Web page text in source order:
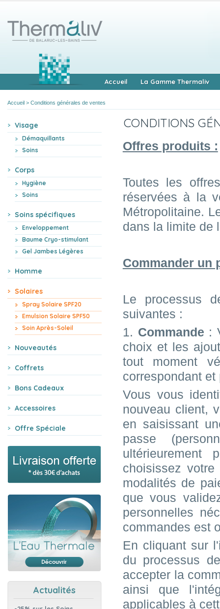
Accueil La Gamme Thermaliv
Visage
Démaquillants
Soins
Corps
Hygiène
Soins
Soins spécifiques
Enveloppement
Baume Cryo-stimulant
Gel Jambes Légères
Homme
Solaires
Spray Solaire SPF20
Emulsion Solaire SPF50
Soin Après-Soleil
Nouveautés
Coffrets
Bons Cadeaux
Accessoires
Offre Spéciale
Actualités
Accueil > Conditions générales de ventes
CONDITIONS
Offres produits :
Toutes les
réservées à la
Métropolitaine.
dans la limite de
Commander un
Le processus
suivantes :
1. Commande :
choix et les
tout moment
correspondant
Vous vous
nouveau client,
en saisissant
passe
choisissez
modalités de
que vous
personnelles
commandes est
En cliquant sur
du processus
accepter la
ainsi que
applicables à